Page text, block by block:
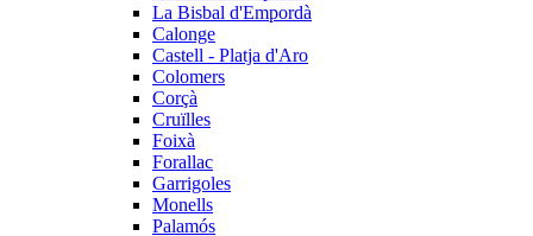
La Bisbal d'Empordà
Calonge
Castell - Platja d'Aro
Colomers
Corçà
Cruïlles
Foixà
Forallac
Garrigoles
Monells
Palamós